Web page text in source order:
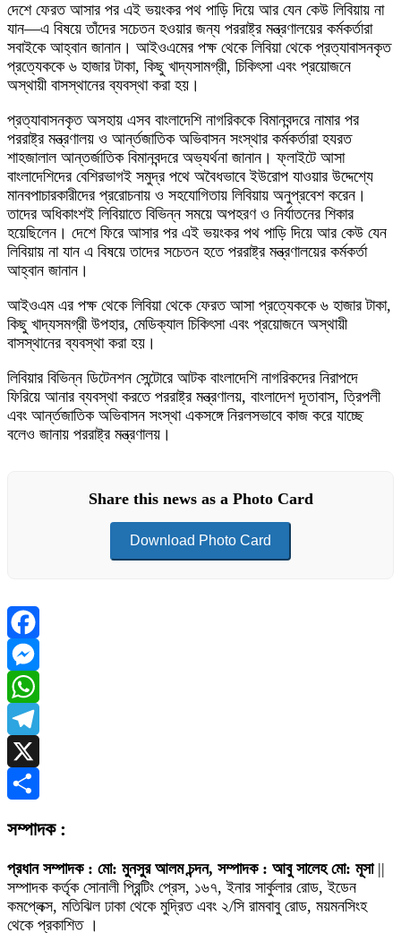
দেশে ফেরত আসার পর এই ভয়ংকর পথ পাড়ি দিয়ে আর যেন কেউ লিবিয়ায় না
যান—এ বিষয়ে তাঁদের সচেতন হওয়ার জন্য পররাষ্ট্র মন্ত্রণালয়ের কর্মকর্তারা
সবাইকে আহ্বান জানান। আইওএমের পক্ষ থেকে লিবিয়া থেকে প্রত্যাবাসনকৃত
প্রত্যেককে ৬ হাজার টাকা, কিছু খাদ্যসামগ্রী, চিকিৎসা এবং প্রয়োজনে
অস্থায়ী বাসস্থানের ব্যবস্থা করা হয়।
প্রত্যাবাসনকৃত অসহায় এসব বাংলাদেশি নাগরিককে বিমানবন্দরে নামার পর
পররাষ্ট্র মন্ত্রণালয় ও আর্ন্তজাতিক অভিবাসন সংস্থার কর্মকর্তারা হযরত
শাহজালাল আন্তর্জাতিক বিমানবন্দরে অভ্যর্থনা জানান। ফ্লাইটে আসা
বাংলাদেশিদের বেশিরভাগই সমুদ্র পথে অবৈধভাবে ইউরোপ যাওয়ার উদ্দেশ্যে
মানবপাচারকারীদের প্ররোচনায় ও সহযোগিতায় লিবিয়ায় অনুপ্রবেশ করেন।
তাদের অধিকাংশই লিবিয়াতে বিভিন্ন সময়ে অপহরণ ও নির্যাতনের শিকার
হয়েছিলেন। দেশে ফিরে আসার পর এই ভয়ংকর পথ পাড়ি দিয়ে আর কেউ যেন
লিবিয়ায় না যান এ বিষয়ে তাদের সচেতন হতে পররাষ্ট্র মন্ত্রণালয়ের কর্মকর্তা
আহ্বান জানান।
আইওএম এর পক্ষ থেকে লিবিয়া থেকে ফেরত আসা প্রত্যেককে ৬ হাজার টাকা,
কিছু খাদ্যসমগ্রী উপহার, মেডিক্যাল চিকিৎসা এবং প্রয়োজনে অস্থায়ী
বাসস্থানের ব্যবস্থা করা হয়।
লিবিয়ার বিভিন্ন ডিটেনশন সেন্টোরে আটক বাংলাদেশি নাগরিকদের নিরাপদে
ফিরিয়ে আনার ব্যবস্থা করতে পররাষ্ট্র মন্ত্রণালয়, বাংলাদেশ দূতাবাস, ত্রিপলী
এবং আর্ন্তজাতিক অভিবাসন সংস্থা একসঙ্গে নিরলসভাবে কাজ করে যাচ্ছে
বলেও জানায় পররাষ্ট্র মন্ত্রণালয়।
Share this news as a Photo Card
Download Photo Card
Facebook
Messenger
WhatsApp
Telegram
X
সম্পাদক :
প্রধান সম্পাদক : মো: মুনসুর আলম চন্দন, সম্পাদক : আবু সালেহ মো: মূসা||
সম্পাদক কর্তৃক সোনালী প্রিন্টিং প্রেস, ১৬৭, ইনার সার্কুলার রোড, ইডেন
কমপ্লেক্স, মতিঝিল ঢাকা থেকে মুদ্রিত এবং ২/সি রামবাবু রোড, ময়মনসিংহ
থেকে প্রকাশিত ।